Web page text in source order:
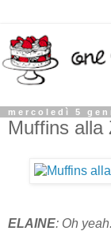
mercoledì 5
Muffins alla
ELAINE: Oh